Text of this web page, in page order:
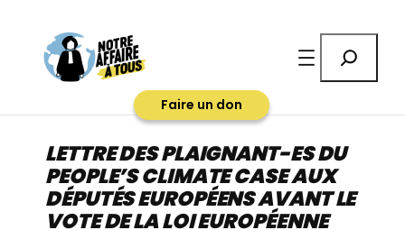
contenu
Faire un don
LETTRE DES PLAIGNANT-ES DU
PEOPLE’S CLIMATE CASE AUX
DÉPUTÉS EUROPÉENS AVANT LE
VOTE DE LA LOI EUROPÉENNE